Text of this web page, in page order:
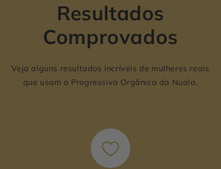
Resultados
Comprovados
Veja alguns resultados incríveis de mulheres reais
que usam a Progressiva Orgânica da Nuala.